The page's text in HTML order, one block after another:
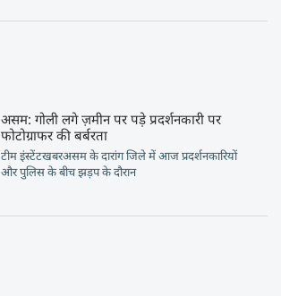
असम: गोली लगे ज़मीन पर पड़े प्रदर्शनकारी पर
फोटोग्राफर की बर्बरता
टीम इंस्टेंटखबरअसम के दारांग जिले में आज प्रदर्शनकारियों
और पुलिस के बीच झड़प के दौरान